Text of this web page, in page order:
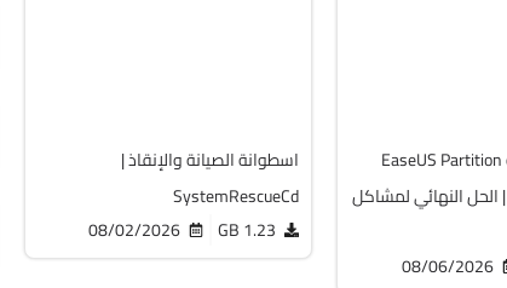
تحميل اسطوانة EaseUS Partition
Master WinPE | الحل النهائي لمشاكل
08/06/2026
اسطوانة الصيانة والإنقاذ |
SystemRescueCd
1.23 GB
08/02/2026